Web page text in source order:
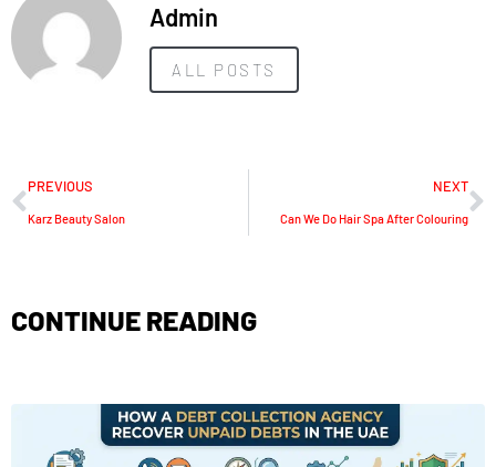
Admin
ALL POSTS
PREVIOUS
Karz Beauty Salon
NEXT
Can We Do Hair Spa After Colouring
CONTINUE READING